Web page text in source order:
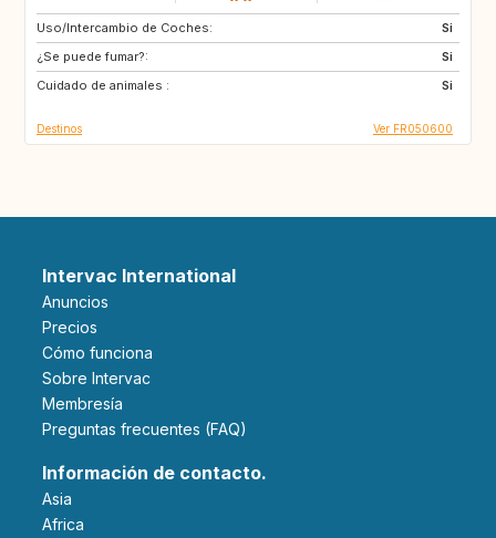
Uso/Intercambio de Coches:
Si
¿Se puede fumar?:
Si
Cuidado de animales :
Si
DE
Destinos Ver FR050600
Intervac International
Anuncios
Precios
Cómo funciona
Sobre Intervac
Membresía
Preguntas frecuentes (FAQ)
Información de contacto.
Asia
Africa